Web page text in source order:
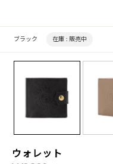
ウォレット
ブラック 在庫 : 販売中